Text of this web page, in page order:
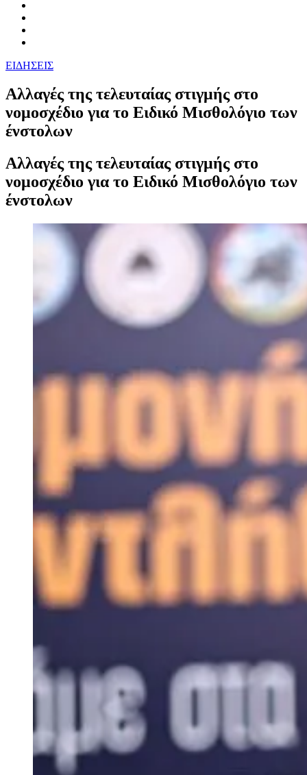
ΕΙΔΗΣΕΙΣ
Αλλαγές της τελευταίας στιγμής στο
νομοσχέδιο για το Ειδικό Μισθολόγιο των
ένστολων
Αλλαγές της τελευταίας στιγμής στο
νομοσχέδιο για το Ειδικό Μισθολόγιο των
ένστολων